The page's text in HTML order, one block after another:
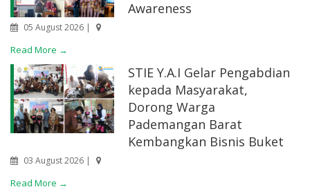
Awareness
05 August 2026 |
Read More →
STIE Y.A.I Gelar Pengabdian
kepada Masyarakat,
Dorong Warga
Pademangan Barat
Kembangkan Bisnis Buket
03 August 2026 |
Read More →